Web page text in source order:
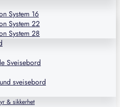
System 16
System 22
System 28
Sveisebord
sveisebord
& sikkerhet